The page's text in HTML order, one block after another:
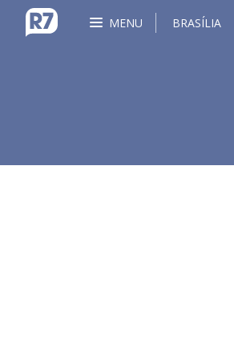
MENU BRASÍLIA